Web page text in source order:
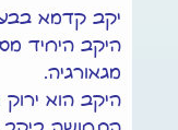
יקב קדמא
היקב היחיד
מגאורגיה.
היקב הוא